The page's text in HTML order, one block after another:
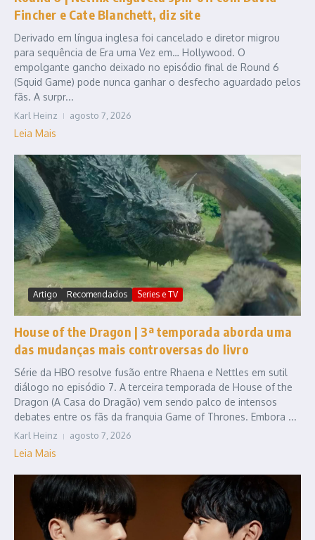
Fincher e Cate Blanchett, diz site
Derivado em língua inglesa foi cancelado e diretor migrou
para sequência de Era uma Vez em… Hollywood. O
empolgante gancho deixado no episódio final de Round 6
(Squid Game) pode nunca ganhar o desfecho aguardado pelos
fãs. A surpr...
Karl Heinz agosto 7, 2026
Leia Mais
Artigo Recomendados Series e TV
House of the Dragon | 3ª temporada aborda uma
das mudanças mais controversas do livro
Série da HBO resolve fusão entre Rhaena e Nettles em sutil
diálogo no episódio 7. A terceira temporada de House of the
Dragon (A Casa do Dragão) vem sendo palco de intensos
debates entre os fãs da franquia Game of Thrones. Embora ...
Karl Heinz agosto 7, 2026
Leia Mais